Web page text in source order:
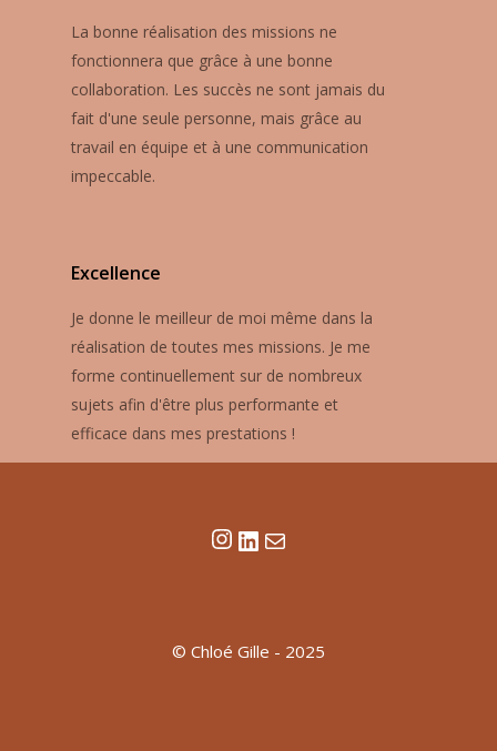
La bonne réalisation des missions ne
fonctionnera que grâce à une bonne
collaboration. Les succès ne sont jamais du
fait d'une seule personne, mais grâce au
travail en équipe et à une communication
impeccable.
Excellence
Je donne le meilleur de moi même dans la
réalisation de toutes mes missions. Je me
forme continuellement sur de nombreux
sujets afin d'être plus performante et
efficace dans mes prestations !
Instagram
LinkedIn
© Chloé Gille - 2025